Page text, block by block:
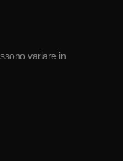
variare in